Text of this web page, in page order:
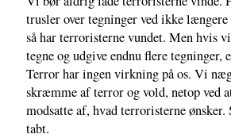
trusler over tegninger ved ikke længere
så har terroristerne vundet. Men hvis
tegne og udgive endnu flere tegninger,
Terror har ingen virkning på os. Vi
skræmme af terror og vold, netop ved
modsatte af, hvad terroristerne
tabt.